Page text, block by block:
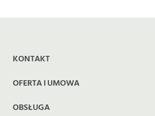
KONTAKT
OFERTA I UMOWA
OBSŁUGA